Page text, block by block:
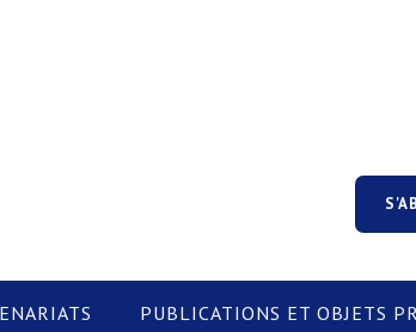
PUBLICATIONS ET OBJETS